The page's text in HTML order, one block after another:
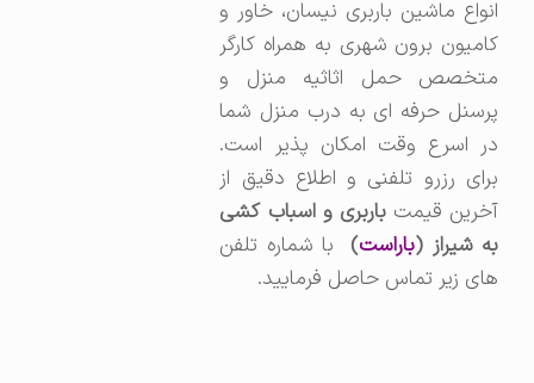
انواع ماشین باربری نیسان، خاور و
کامیون برون شهری به همراه کارگر
متخصص حمل اثاثیه منزل و
پرسنل حرفه ای به درب منزل شما
در اسرع وقت امکان پذیر است.
برای رزرو تلفنی و اطلاع دقیق از
آخرین قیمتباربری و اسباب کشی
به شیراز (باراست)با شماره تلفن
های زیر تماس حاصل فرمایید.